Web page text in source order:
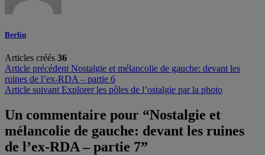
Berlin
Articles créés 36
Navigation
de
Article précédent Nostalgie et mélancolie de gauche: devant les
ruines de l’ex-RDA – partie 6
Article suivant Explorer les pôles de l’ostalgie par la photo
Un commentaire pour “Nostalgie et
mélancolie de gauche: devant les ruines
de l’ex-RDA – partie 7”